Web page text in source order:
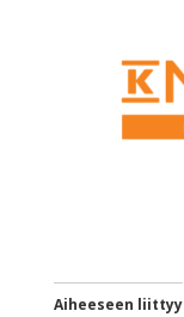
Aiheeseen liittyy